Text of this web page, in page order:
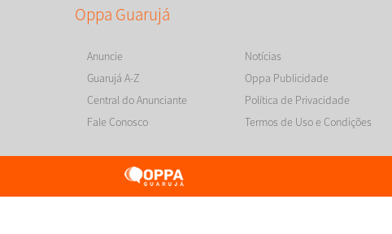
Oppa Guarujá
Anuncie
Guarujá A-Z
Central do Anunciante
Fale Conosco
Notícias
Oppa Publicidade
Política de Privacidade
Termos de Uso e Condições